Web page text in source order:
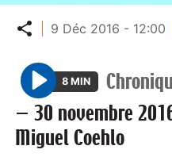
Partager
9 Déc 2016 - 12:00
P
l
a
8 MIN
—30 novembre
Miguel Coehlo